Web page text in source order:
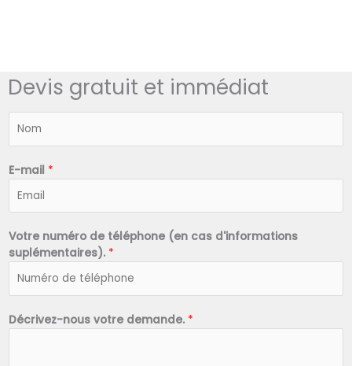
Devis gratuit et immédiat
*
E-mail *
Votre numéro de téléphone (en cas d'informations
suplémentaires). *
Décrivez-nous votre demande. *